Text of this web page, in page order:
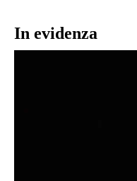
In evidenza